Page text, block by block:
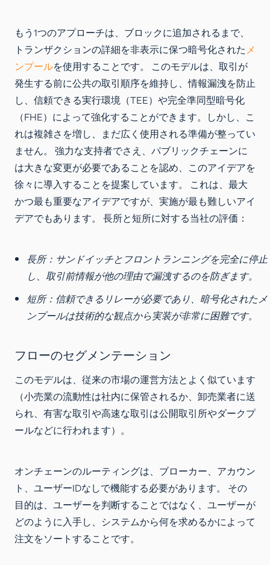
もう1つのアプローチは、ブロックに追加されるまで、
トランザクションの詳細を非表示に保つ暗号化されたメ
ンプールを使用することです。 このモデルは、取引が
発生する前に公共の取引順序を維持し、情報漏洩を防止
し、信頼できる実行環境（TEE）や完全準同型暗号化
（FHE）によって強化することができます。しかし、こ
れは複雑さを増し、まだ広く使用される準備が整ってい
ません。 強力な支持者でさえ、パブリックチェーンに
は大きな変更が必要であることを認め、このアイデアを
徐々に導入することを提案しています。 これは、最大
かつ最も重要なアイデアですが、実施が最も難しいアイ
デアでもあります。 長所と短所に対する当社の評価：
長所： サンドイッチとフロントランニングを完全に停止
し、取引前情報が他の理由で漏洩するのを防ぎます。
短所： 信頼できるリレーが必要であり、暗号化されたメ
ンプールは技術的な観点から実装が非常に困難です。
フローのセグメンテーション
このモデルは、従来の市場の運営方法とよく似ています
（小売業の流動性は社内に保管されるか、卸売業者に送
られ、有害な取引や高速な取引は公開取引所やダークプ
ールなどに行われます）。
オンチェーンのルーティングは、ブローカー、アカウン
ト、ユーザーIDなしで機能する必要があります。 その
目的は、ユーザーを判断することではなく、ユーザーが
どのように入手し、システムから何を求めるかによって
注文をソートすることです。